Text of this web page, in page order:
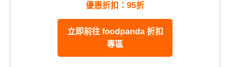
優惠折扣：95折
立即前往 foodpanda 折扣
專區